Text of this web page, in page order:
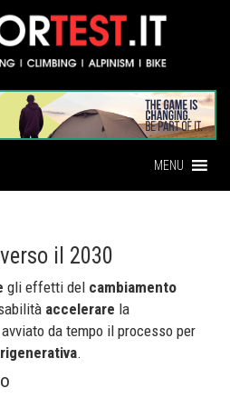
MENU
il 2030
gli effetti del cambiamento
accelerare la
da tempo il processo per
.